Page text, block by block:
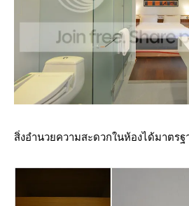
สิ่งอำนวยความสะดวกในห้องได้มาตร